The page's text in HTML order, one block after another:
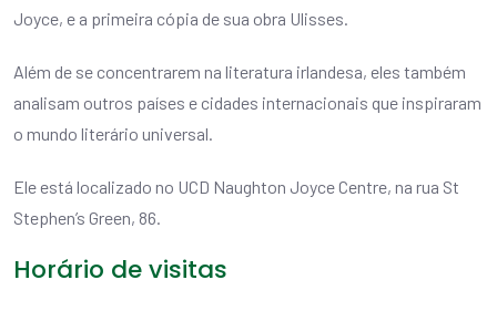
Joyce, e a primeira cópia de sua obra Ulisses.
Além de se concentrarem na literatura irlandesa, eles também
analisam outros países e cidades internacionais que inspiraram
o mundo literário universal.
Ele está localizado no UCD Naughton Joyce Centre, na rua St
Stephen’s Green, 86.
Horário de visitas